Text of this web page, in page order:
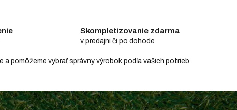
Skompletizovanie zdarma
v predajni či po dohode
pomôžeme vybrať správny výrobok podľa vašich potrieb